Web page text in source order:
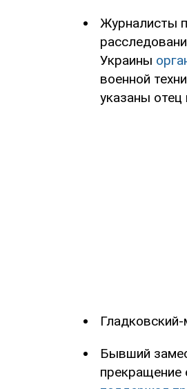
Журналисты
Украины
военной
указаны отец
Бывший
прекращение